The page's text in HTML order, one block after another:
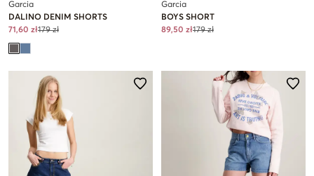
Garcia
DALINO DENIM SHORTS
71,60 zł179 zł
Garcia
BOYS SHORT
89,50 zł179 zł